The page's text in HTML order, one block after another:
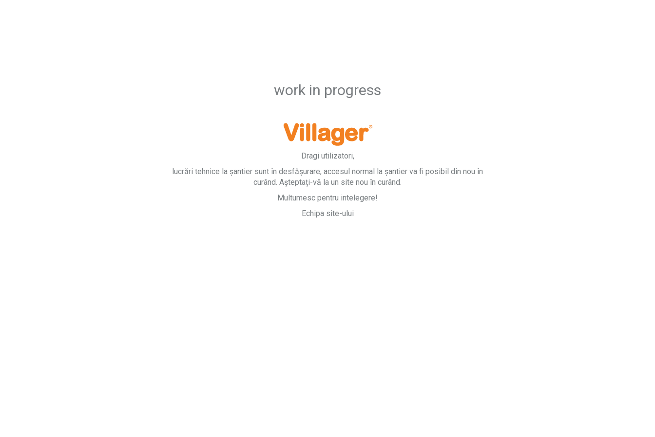
work in progress
Dragi utilizatori,
lucrări tehnice la șantier sunt în desfășurare, accesul normal la șantier va fi posibil din nou în
curând. Așteptați-vă la un site nou în curând.
Multumesc pentru intelegere!
Echipa site-ului